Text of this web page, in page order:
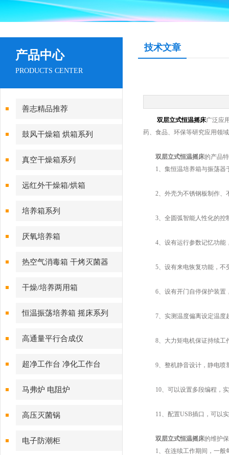
产品中心
PRODUCTS CENTER
善志精品推荐
鼓风干燥箱 烘箱系列
真空干燥箱系列
远红外干燥箱/烘箱
培养箱系列
厌氧培养箱
热空气消毒箱 干烤灭菌器
干燥/培养两用箱
恒温振荡培养箱 摇床系列
高通量平行合成仪
超净工作台 净化工作台
马弗炉 电阻炉
高压灭菌锅
电子防潮柜
技术文章
双层立式恒温摇床广泛应
药、食品、环保等研究应用领
双层立式恒温摇床的产品
1、集恒温培养箱与振荡器
2、外壳为不锈钢板制作、
3、全圆弧智能人性化的控
4、设有运行参数记忆功能
5、设有来电恢复功能，不
6、设有开门自停保护装置
7、实测温度偏离设定温度
8、大力矩电机保证持续工
9、整机静音设计，静电喷
10、可以设置多段编程，实
11、配置USB插口，可以实
双层立式恒温摇床的维护
1、在连续工作期间，一般每